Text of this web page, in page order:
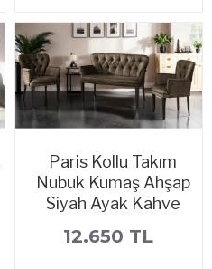
Paris Kollu Takım
Nubuk Kumaş Ahşap
Siyah Ayak Kahve
12.650 TL